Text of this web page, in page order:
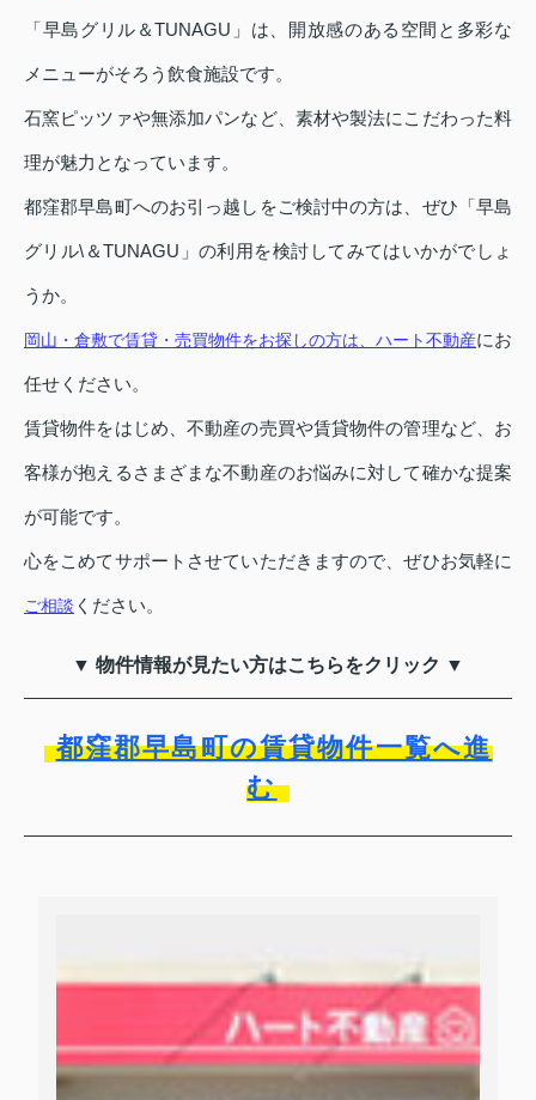
「早島グリル＆TUNAGU」は、開放感のある空間と多彩な
メニューがそろう飲食施設です。
石窯ピッツァや無添加パンなど、素材や製法にこだわった料
理が魅力となっています。
都窪郡早島町へのお引っ越しをご検討中の方は、ぜひ「早島
グリル\＆TUNAGU」の利用を検討してみてはいかがでしょ
うか。
岡山・倉敷で賃貸・売買物件をお探しの方は、ハート不動産にお
任せください。
賃貸物件をはじめ、不動産の売買や賃貸物件の管理など、お
客様が抱えるさまざまな不動産のお悩みに対して確かな提案
が可能です。
心をこめてサポートさせていただきますので、ぜひお気軽に
ご相談 ください。
▼ 物件情報が見たい方はこちらをクリック ▼
都窪郡早島町の賃貸物件一覧へ進
む